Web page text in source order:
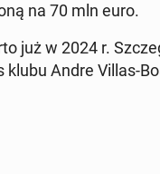
na 70 mln euro.
już w 2024 r.
Andre Villas-